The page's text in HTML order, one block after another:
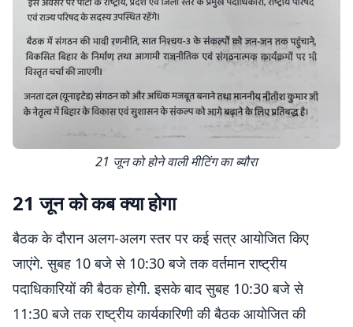
21 जून को होने वाली मीटिंग का ब्यौरा
21 जून को कब क्या होगा
बैठक के दौरान अलग-अलग स्तर पर कई सत्र आयोजित किए
जाएंगे. सुबह 10 बजे से 10:30 बजे तक वर्तमान राष्ट्रीय
पदाधिकारियों की बैठक होगी. इसके बाद सुबह 10:30 बजे से
11:30 बजे तक राष्ट्रीय कार्यकारिणी की बैठक आयोजित की